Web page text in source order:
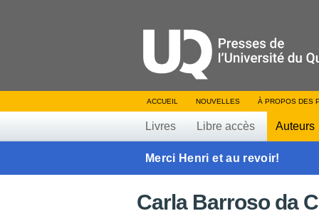
ACCUEIL NOUVELLES À PROPOS DES
Livres Libre accès Auteurs
Merci Henri et au revoir!
Carla Barroso da